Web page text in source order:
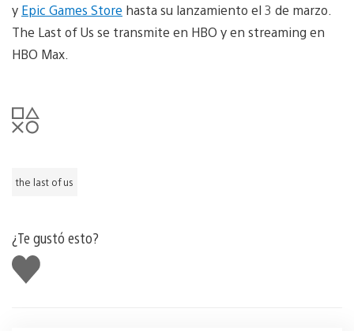
y Epic Games Store hasta su lanzamiento el 3 de marzo.
The Last of Us se transmite en HBO y en streaming en
HBO Max.
the last of us
¿Te gustó esto?
Me
gusta